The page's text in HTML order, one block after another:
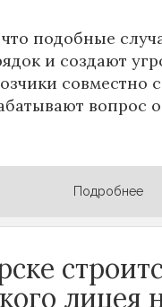
подобные
и создают
совместно
вопрос
Подробнее
лицея